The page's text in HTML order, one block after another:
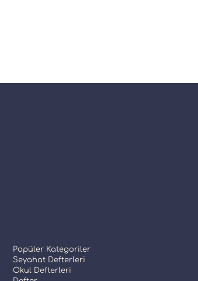
Popüler Kategoriler
Seyahat Defterleri
Okul Defterleri